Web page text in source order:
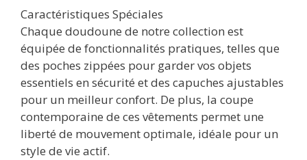
Caractéristiques Spéciales
Chaque doudoune de notre collection est
équipée de fonctionnalités pratiques, telles que
des poches zippées pour garder vos objets
essentiels en sécurité et des capuches ajustables
pour un meilleur confort. De plus, la coupe
contemporaine de ces vêtements permet une
liberté de mouvement optimale, idéale pour un
style de vie actif.